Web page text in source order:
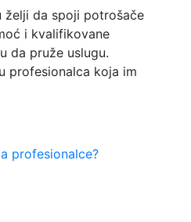
želji da spoji potrošače
i kvalifikovane
da pruže uslugu.
profesionalca koja im
profesionalce?